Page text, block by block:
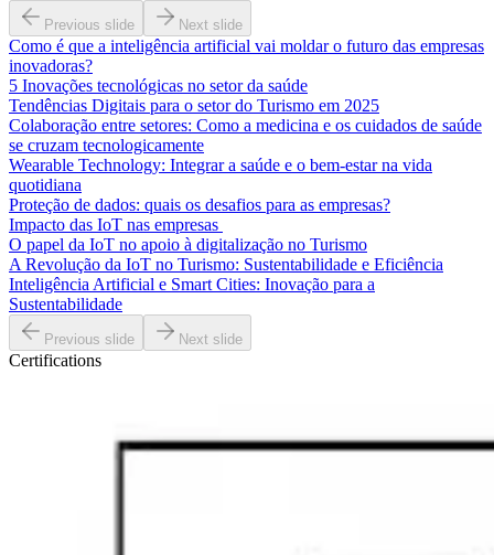
Previous slide Next slide
Como é que a inteligência artificial vai moldar o futuro das empresas
inovadoras?
5 Inovações tecnológicas no setor da saúde
Tendências Digitais para o setor do Turismo em 2025
Colaboração entre setores: Como a medicina e os cuidados de saúde
se cruzam tecnologicamente
Wearable Technology: Integrar a saúde e o bem-estar na vida
quotidiana
Proteção de dados: quais os desafios para as empresas?
Impacto das IoT nas empresas
O papel da IoT no apoio à digitalização no Turismo
A Revolução da IoT no Turismo: Sustentabilidade e Eficiência
Inteligência Artificial e Smart Cities: Inovação para a
Sustentabilidade
Previous slide Next slide
Certifications